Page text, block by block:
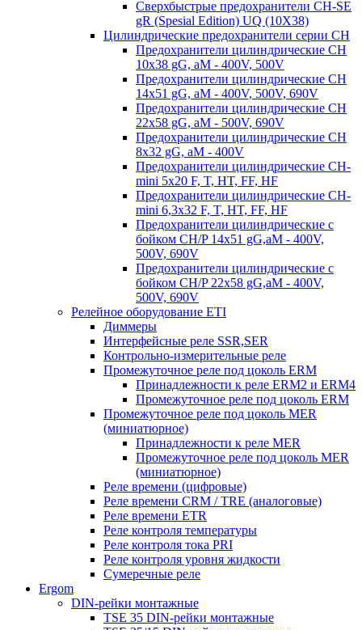
Сверхбыстрые предохранители CH-SE
gR (Spesial Edition) UQ (10X38)
Цилиндрические предохранители серии CH
Предохранители цилиндрические CH
10x38 gG, aM - 400V, 500V
Предохранители цилиндрические CH
14x51 gG, aM - 400V, 500V, 690V
Предохранители цилиндрические CH
22x58 gG, aM - 500V, 690V
Предохранители цилиндрические CH
8x32 gG, aM - 400V
Предохранители цилиндрические CH-
mini 5x20 F, T, HT, FF, HF
Предохранители цилиндрические CH-
mini 6,3x32 F, T, HT, FF, HF
Предохранители цилиндрические с
бойком CH/P 14x51 gG,aM - 400V,
500V, 690V
Предохранители цилиндрические с
бойком CH/P 22x58 gG,aM - 400V,
500V, 690V
Релейное оборудование ETI
Диммеры
Интерфейсные реле SSR,SER
Контрольно-измерительные реле
Промежуточное реле под цоколь ERM
Принадлежности к реле ERM2 и ERM4
Промежуточное реле под цоколь ERM
Промежуточное реле под цоколь MER
(миниатюрное)
Принадлежности к реле MER
Промежуточное реле под цоколь MER
(миниатюрное)
Реле времени (цифровые)
Реле времени CRM / TRE (аналоговые)
Реле времени ETR
Реле контроля температуры
Реле контроля тока PRI
Реле контроля уровня жидкости
Сумеречные реле
Ergom
DIN-рейки монтажные
TSE 35 DIN-рейки монтажные